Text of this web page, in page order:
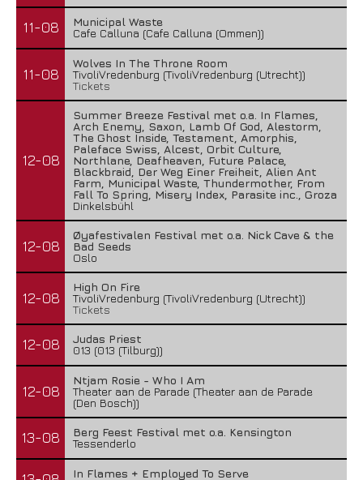
11-08
Municipal Waste
Cafe Calluna (Cafe Calluna (Ommen))
11-08
Wolves In The Throne Room
TivoliVredenburg (TivoliVredenburg (Utrecht))
Tickets
12-08
Summer Breeze Festival met o.a. In Flames,
Arch Enemy, Saxon, Lamb Of God, Alestorm,
The Ghost Inside, Testament, Amorphis,
Paleface Swiss, Alcest, Orbit Culture,
Northlane, Deafheaven, Future Palace,
Blackbraid, Der Weg Einer Freiheit, Alien Ant
Farm, Municipal Waste, Thundermother, From
Fall To Spring, Misery Index, Parasite inc., Groza
Dinkelsbühl
12-08
Øyafestivalen Festival met o.a. Nick Cave & the
Bad Seeds
Oslo
12-08
High On Fire
TivoliVredenburg (TivoliVredenburg (Utrecht))
Tickets
12-08
Judas Priest
013 (013 (Tilburg))
12-08
Ntjam Rosie - Who I Am
Theater aan de Parade (Theater aan de Parade
(Den Bosch))
13-08
Berg Feest Festival met o.a. Kensington
Tessenderlo
In Flames + Employed To Serve